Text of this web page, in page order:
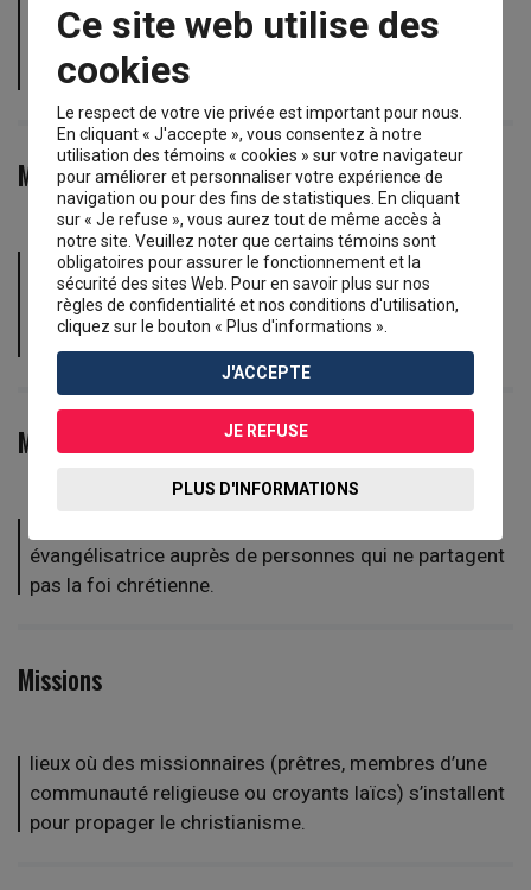
des premiers humains en Amérique, mais celle du
passage de Béringie est soutenue par un ensemble
convaincant de preuves scientifiques.
Milice
dans le Canada du milieu du 19 e siècle, ce terme
désigne une force armée formée de soldats
volontaires qui peuvent s'entraîner à temps partiel ou
à temps plein.
Missionnaire
évangélisatrice auprès de personnes qui ne partagent
pas la foi chrétienne.
Missions
lieux où des missionnaires (prêtres, membres d’une
communauté religieuse ou croyants laïcs) s’installent
pour propager le christianisme.
Ce site web utilise des
cookies
Le respect de votre vie privée est important pour nous.
En cliquant « J'accepte », vous consentez à notre
utilisation des témoins « cookies » sur votre navigateur
pour améliorer et personnaliser votre expérience de
navigation ou pour des fins de statistiques. En cliquant
sur « Je refuse », vous aurez tout de même accès à
notre site. Veuillez noter que certains témoins sont
obligatoires pour assurer le fonctionnement et la
sécurité des sites Web. Pour en savoir plus sur nos
règles de confidentialité et nos conditions d'utilisation,
cliquez sur le bouton « Plus d'informations ».
J'ACCEPTE
JE REFUSE
PLUS D'INFORMATIONS